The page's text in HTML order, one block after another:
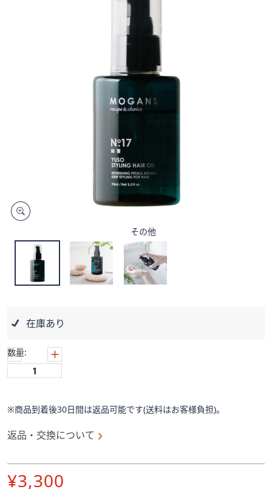
ス
左
ス
プ
て
き
ま
その他
在庫あり
数量:
※商品到着後30日間は返品可能です(送料はお客様負担)。
返品・交換について
削
¥3,300